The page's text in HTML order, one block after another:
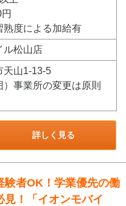
度による加給有
ル松山店
天山1-13-5
）事業所の変更は原則
詳しく見る
験者OK！学業優先の働
見！「イオンモバイ